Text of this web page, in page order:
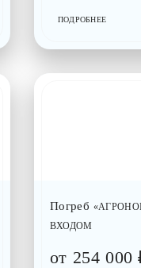
ПОДРОБНЕЕ
Погреб
ВХОДОМ
от 254 000